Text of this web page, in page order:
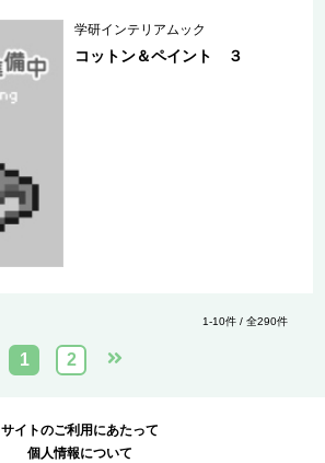
学研インテリアムック
コットン＆ペイント ３
1-10件 / 全290件
1 2
サイトのご利用にあたって
個人情報について